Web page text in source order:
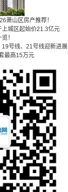
萧山区房产推荐！
城区起始价21.3亿元
！
号线、21号线迎新进展
最高15万元